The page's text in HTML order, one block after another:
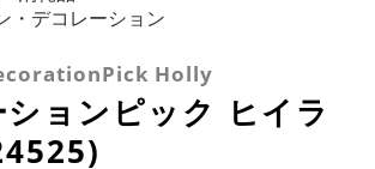
・デコレーション
Holly
ョンピック ヒイラ